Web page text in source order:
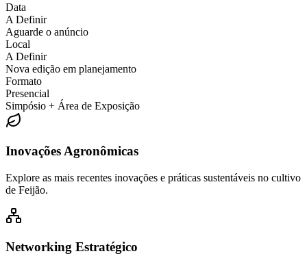
Data
A Definir
Aguarde o anúncio
Local
A Definir
Nova edição em planejamento
Formato
Presencial
Simpósio + Área de Exposição
Inovações Agronômicas
Explore as mais recentes inovações e práticas sustentáveis no cultivo
de Feijão.
Networking Estratégico